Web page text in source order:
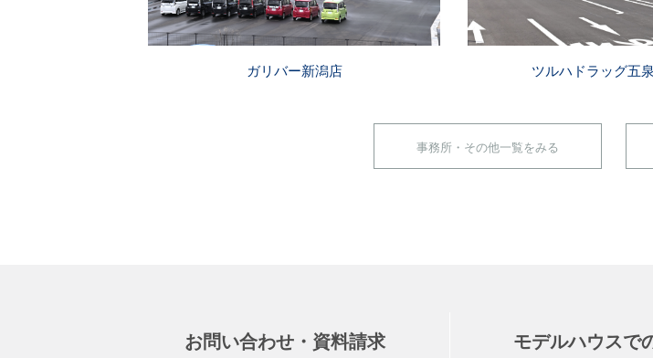
ガリバー新潟店 ツルハドラッグ五
事務所・その他一覧をみる
お問い合わせ・資料請求 モデルハウスで